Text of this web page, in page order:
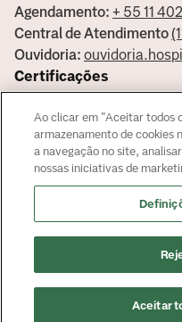
Agendamento: + 55 11
Central de Atendimento
Ouvidoria:
Certificações
Saiba mais sobre nossas
Martin - CRM 239045
Ao clicar em "Aceitar todos
armazenamento de cookies
a navegação no site,
nossas iniciativas de
Aceitar